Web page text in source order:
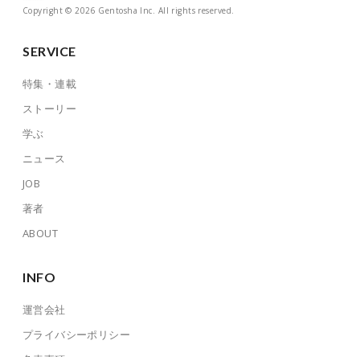
Copyright © 2026 Gentosha Inc. All rights reserved.
SERVICE
特集・連載
ストーリー
学ぶ
ニュース
JOB
著者
ABOUT
INFO
運営会社
プライバシーポリシー